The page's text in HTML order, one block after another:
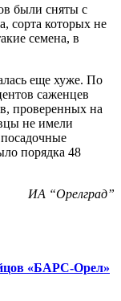
были сняты с
сорта которых не
семена, в
еще хуже. По
саженцев
проверенных на
не имели
порядка 48
ИА “Орелград”
«БАРС-Орел»